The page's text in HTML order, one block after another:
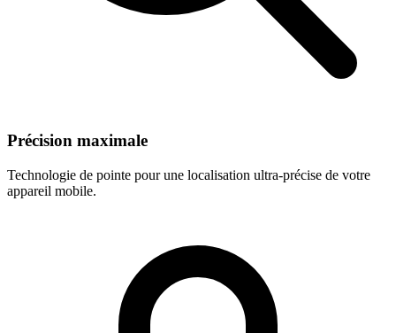
Précision maximale
Technologie de pointe pour une localisation ultra-précise de votre
appareil mobile.